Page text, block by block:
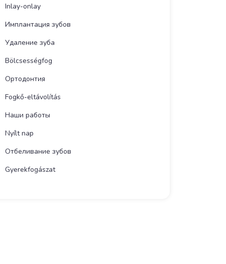
Inlay-onlay
Имплантация зубов
Удаление зуба
Bölcsességfog
Ортодонтия
Fogkő-eltávolítás
Наши работы
Nyílt nap
Отбеливание зубов
Gyerekfogászat